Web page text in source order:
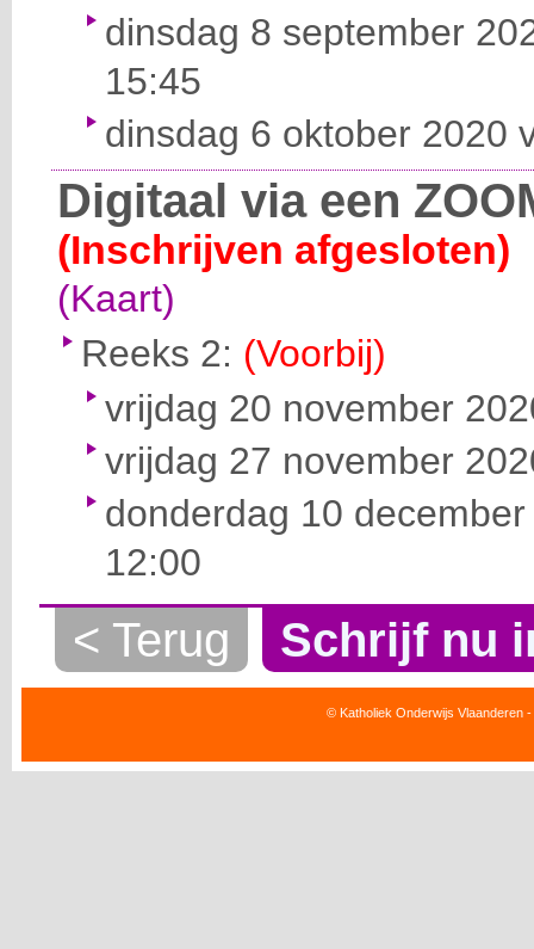
dinsdag 8 september
15:45
dinsdag 6 oktober 2020
Digitaal via een
(Inschrijven afgesloten)
(Kaart)
Reeks 2: (Voorbij)
vrijdag 20 november
vrijdag 27 november
donderdag 10
12:00
< Terug Schrijf nu
© Katholiek Onderwijs Vlaanderen